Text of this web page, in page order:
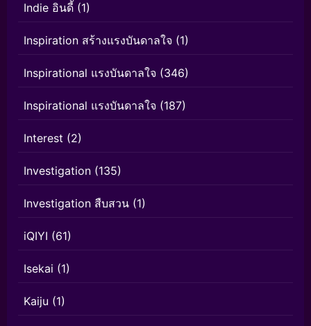
Indie อินดี้ (1)
Inspiration สร้างแรงบันดาลใจ (1)
Inspirational แรงบันดาลใจ (346)
Inspirational แรงบันดาลใจ (187)
Interest (2)
Investigation (135)
Investigation สืบสวน (1)
iQIYI (61)
Isekai (1)
Kaiju (1)